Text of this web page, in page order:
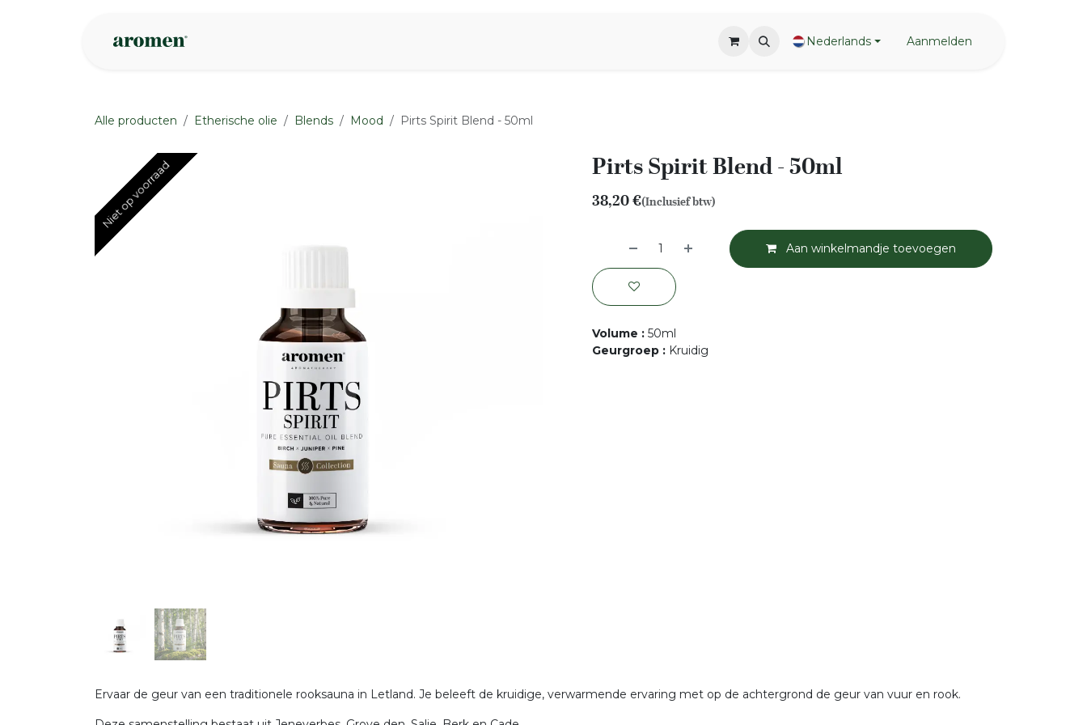
Nederlands Aanmelden
Alle producten Etherische olie Blends Mood Pirts Spirit Blend - 50ml
Niet op voorraad
Niet op voorraad Pirts Spirit Blend - 50ml
38,20€(Inclusief btw)
Aan winkelmandje toevoegen
Volume : 50ml
Geurgroep : Kruidig
Ervaar de geur van een traditionele rooksauna in Letland. Je beleeft de kruidige, verwarmende ervaring met op de achtergrond de geur van vuur en rook.